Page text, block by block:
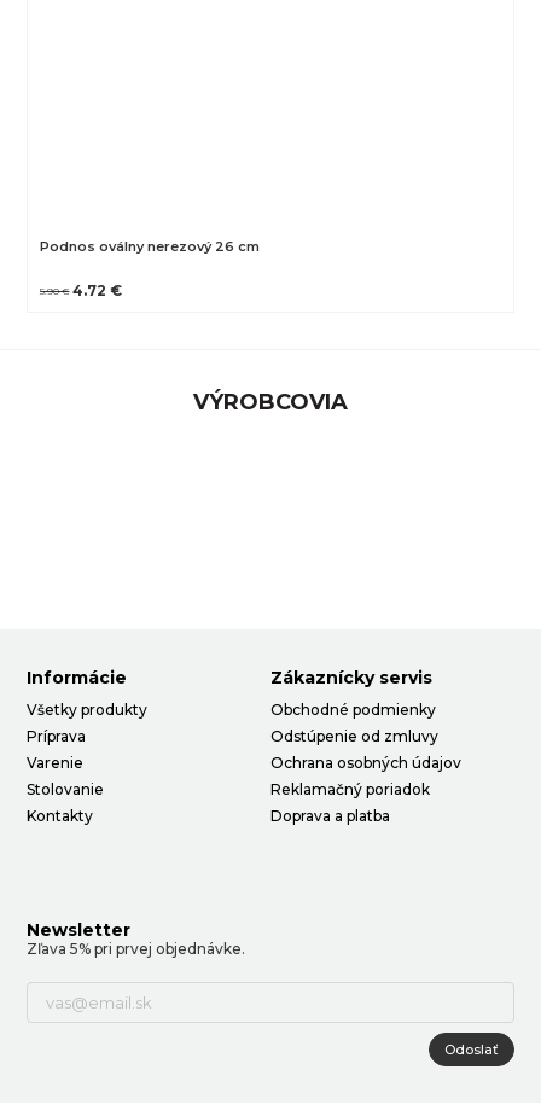
Podnos oválny nerezový 26 cm
5.90 € 4.72 €
VÝROBCOVIA
Informácie
Všetky produkty
Príprava
Varenie
Stolovanie
Kontakty
Zákaznícky servis
Obchodné podmienky
Odstúpenie od zmluvy
Ochrana osobných údajov
Reklamačný poriadok
Doprava a platba
Newsletter
Zľava 5% pri prvej objednávke.
Odoslať